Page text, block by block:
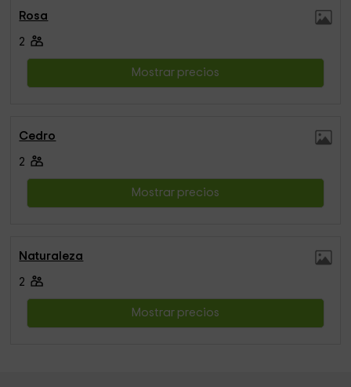
Rosa
2
Mostrar precios
Cedro
2
Mostrar precios
Naturaleza
2
Mostrar precios